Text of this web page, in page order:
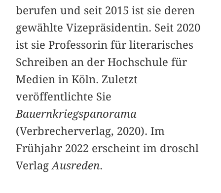
berufen und seit 2015 ist sie deren
gewählte Vizepräsidentin. Seit 2020
ist sie Professorin für literarisches
Schreiben an der Hochschule für
Medien in Köln. Zuletzt
veröffentlichte Sie
Bauernkriegspanorama
(Verbrecherverlag, 2020). Im
Frühjahr 2022 erscheint im droschl
VerlagAusreden.